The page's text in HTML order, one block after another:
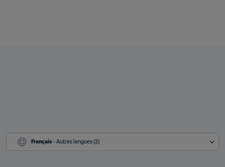
Français - Autres langues (2)